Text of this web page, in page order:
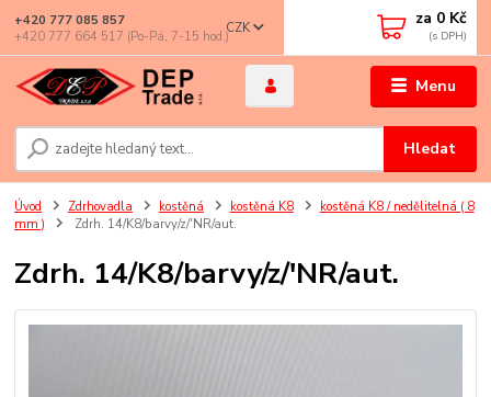
Menu
CZK
Hledat
+420 777 085 857
+420 777 664 517 (Po-Pá, 7-15 hod.)
za 0 Kč
Úvod Zdrhovadla kostěná kostěná K8
kostěná K8 / nedělitelná ( 8
mm )
Zdrh. 14/K8/barvy/z/'NR/aut.
Zdrh. 14/K8/barvy/z/'NR/aut.